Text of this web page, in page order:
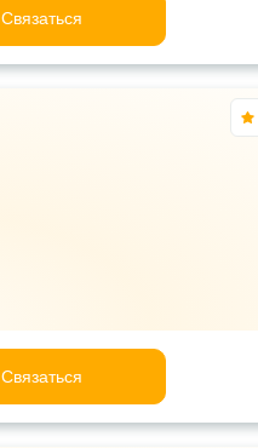
Связаться
Связаться